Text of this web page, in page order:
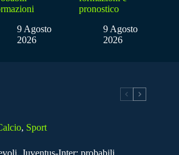
9 Agosto
2026
pronostico
9 Agosto
2026
, Sport
Juventus-Inter: probabili